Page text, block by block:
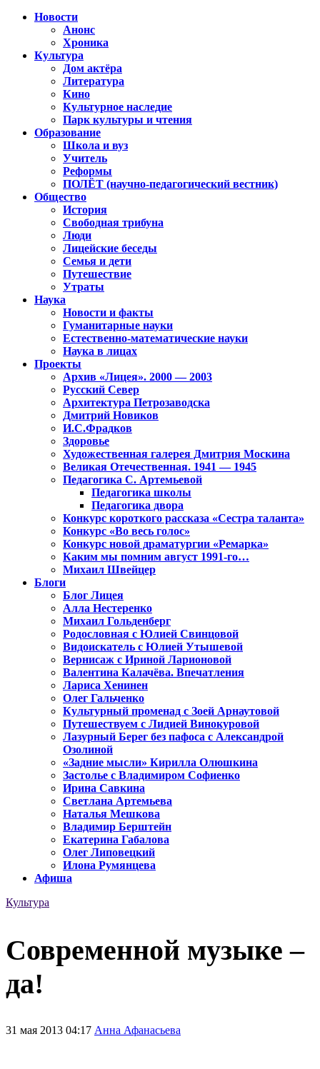
Новости
Анонс
Хроника
Культура
Дом актёра
Литература
Кино
Культурное наследие
Парк культуры и чтения
Образование
Школа и вуз
Учитель
Реформы
ПОЛЁТ (научно-педагогический вестник)
Общество
История
Свободная трибуна
Люди
Лицейские беседы
Семья и дети
Путешествие
Утраты
Наука
Новости и факты
Гуманитарные науки
Естественно-математические науки
Наука в лицах
Проекты
Архив «Лицея». 2000 — 2003
Русский Север
Архитектура Петрозаводска
Дмитрий Новиков
И.С.Фрадков
Здоровье
Художественная галерея Дмитрия Москина
Великая Отечественная. 1941 — 1945
Педагогика С. Артемьевой
Педагогика школы
Педагогика двора
Конкурс короткого рассказа «Сестра таланта»
Конкурс «Во весь голос»
Конкурс новой драматургии «Ремарка»
Каким мы помним август 1991-го…
Михаил Швейцер
Блоги
Блог Лицея
Алла Нестеренко
Михаил Гольденберг
Родословная с Юлией Свинцовой
Видоискатель с Юлией Утышевой
Вернисаж с Ириной Ларионовой
Валентина Калачёва. Впечатления
Лариса Хенинен
Олег Гальченко
Культурный променад с Зоей Арнаутовой
Путешествуем с Лидией Винокуровой
Лазурный Берег без пафоса с Александрой
Озолиной
«Задние мысли» Кирилла Олюшкина
Застолье с Владимиром Софиенко
Ирина Савкина
Светлана Артемьева
Наталья Мешкова
Владимир Берштейн
Екатерина Габалова
Олег Липовецкий
Илона Румянцева
Афиша
Культура
Современной музыке –
да!
31 мая 2013 04:17 Анна Афанасьева